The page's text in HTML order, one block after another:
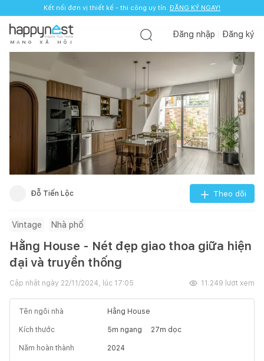
Kết nối đơn vị thiết kế - thi công uy tín. ĐĂNG KÝ NGAY!
M Ạ N G X Ã H Ộ I
Đăng nhập Đăng ký
Đỗ Tiến Lộc Theo dõi
Vintage Nhà phố
Hằng House - Nét đẹp giao thoa giữa hiện
đại và truyền thống
Cập nhật ngày 22/11/2024, lúc 17:05 11.249 lượt xem
Tên ngôi nhà Hằng House
Kích thước 5m ngang 27m dọc
Năm hoàn thành 2024